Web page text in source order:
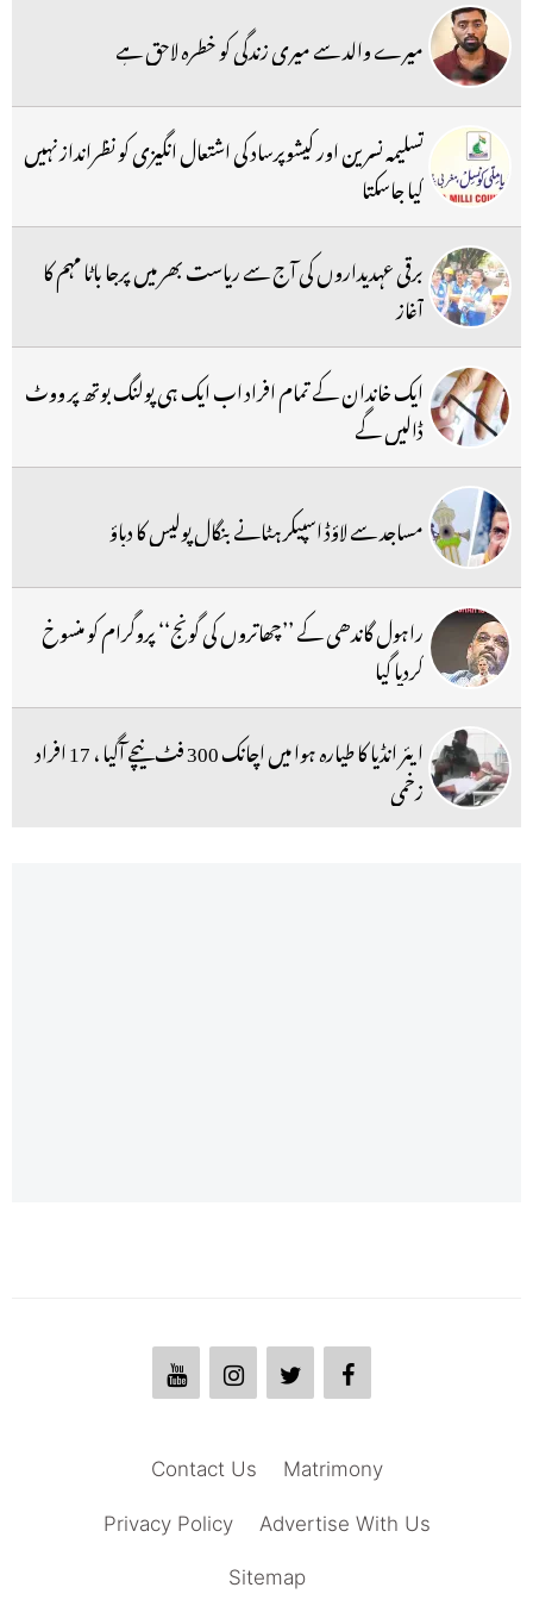
میرے والد سے میری زندگی کو خطرہ لاحق ہے
تسلیمہ نسرین اور کیشوپرساد کی اشتعال انگیزی کو نظرانداز نہیں
کیا جاسکتا
برقی عہدیداروں کی آج سے ریاست بھر میں پرجا باٹا مہم کا
آغاز
ایک خاندان کے تمام افراد اب ایک ہی پولنگ بوتھ پر ووٹ
ڈالیں گے
مساجد سے لاؤڈ اسپیکر ہٹانے بنگال پولیس کا دباؤ
راہول گاندھی کے ’’چھاتروں کی گونج‘‘ پروگرام کو منسوخ
کردیا گیا
ایئر انڈیا کا طیارہ ہوا میں اچانک 300 فٹ نیچے آگیا ، 17 افراد
زخمی
Matrimony
Contact Us
Advertise With Us
Privacy Policy
Sitemap